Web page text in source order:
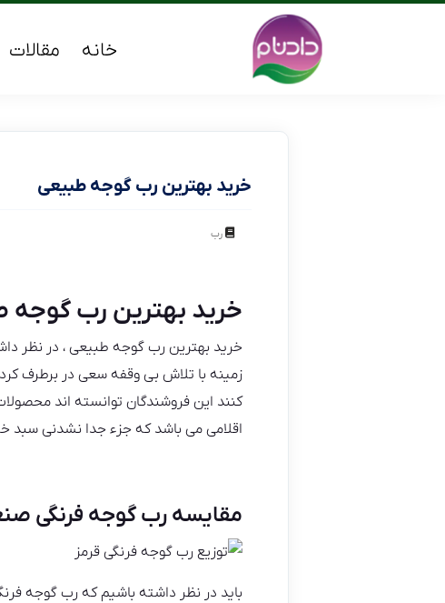
خانه مقالات
خرید بهترین رب گوجه طبیعی
رب
خرید بهترین رب گوجه
خرید بهترین رب گوجه طبیعی ، در نظر
زمینه با تلاش بی وقفه سعی در برطرف
کنند این فروشندگان توانسته اند
اقلامی می باشد که جزء جدا نشدنی سبد
مقایسه رب گوجه فرنگی
باید در نظر داشته باشیم که رب گوجه